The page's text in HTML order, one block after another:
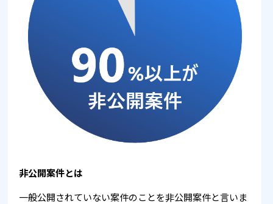
非公開案件とは
一般公開されていない案件のことを非公開案件と言いま